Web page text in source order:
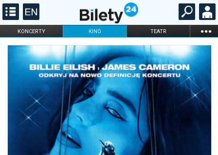
KONCERTY KINO TEATR ...
FILHARMONIA OPERA I BALET
STAND-UP
DLA DZIECI
ONLINE KARNETY